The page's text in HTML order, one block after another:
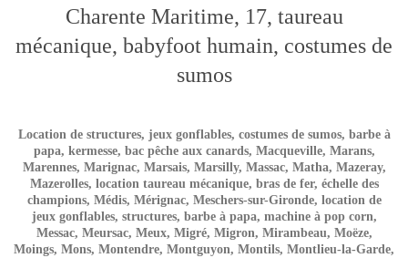
Charente Maritime, 17, taureau
mécanique, babyfoot humain, costumes de
sumos
Location de structures, jeux gonflables, costumes de sumos, barbe à
papa, kermesse, bac pêche aux canards, Macqueville, Marans,
Marennes, Marignac, Marsais, Marsilly, Massac, Matha, Mazeray,
Mazerolles, location taureau mécanique, bras de fer, échelle des
champions, Médis, Mérignac, Meschers-sur-Gironde, location de
jeux gonflables, structures, barbe à papa, machine à pop corn,
Messac, Meursac, Meux, Migré, Migron, Mirambeau, Moëze,
Moings, Mons, Montendre, Montguyon, Montils, Montlieu-la-Garde,